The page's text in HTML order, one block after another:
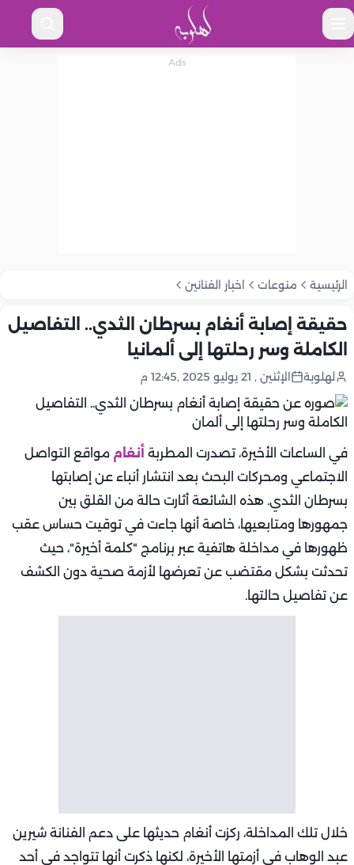
الرئيسية منوعات اخبار الفنانين
حقيقة إصابة أنغام بسرطان الثدي.. التفاصيل
الكاملة وسر رحلتها إلى ألمانيا
لهلوبة الإثنين , 21 يوليو 2025 ,12:45 م
في الساعات الأخيرة، تصدرت المطربة أنغام مواقع التواصل
الاجتماعي ومحركات البحث بعد انتشار أنباء عن إصابتها
بسرطان الثدي. هذه الشائعة أثارت حالة من القلق بين
جمهورها ومتابعيها، خاصة أنها جاءت في توقيت حساس عقب
ظهورها في مداخلة هاتفية عبر برنامج "كلمة أخيرة"، حيث
تحدثت بشكل مقتضب عن تعرضها لأزمة صحية دون الكشف
عن تفاصيل حالتها.
خلال تلك المداخلة، ركزت أنغام حديثها على دعم الفنانة شيرين
عبد الوهاب في أزمتها الأخيرة، لكنها ذكرت أنها تتواجد في أحد